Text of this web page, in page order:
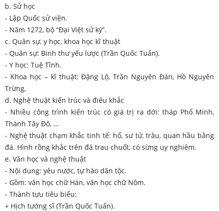
b. Sử học
- Lập Quốc sử viện.
- Năm 1272, bộ “Đại Việt sử ký”.
c. Quân sự, y học, khoa học kĩ thuật
- Quân sự: Binh thư yếu lược (Trần Quốc Tuấn).
- Y học: Tuệ Tĩnh.
- Khoa học – kĩ thuật: Đặng Lộ, Trần Nguyên Đán, Hồ Nguyên
Trừng,
d. Nghệ thuật kiến trúc và điêu khắc
- Nhiều công trình kiến trúc có giá trị ra dới: tháp Phổ Minh,
Thành Tây Đô, …
- Nghệ thuật chạm khắc tinh tế: hổ, sư tử, trâu, quan hầu bằng
đá. Hình rồng khắc trên đá trau chuốt, có sừng uy nghiêm.
e. Văn học và nghệ thuật
- Nội dung: yêu nước, tự hào dân tộc.
- Gồm: văn học chữ Hán, văn học chữ Nôm.
- Thành tựu tiêu biểu:
+ Hịch tướng sĩ (Trần Quốc Tuấn).